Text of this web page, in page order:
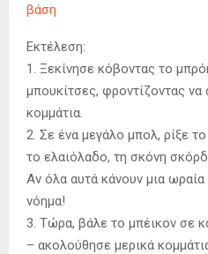
βάση
Εκτέλεση:
1. Ξεκίνησε κόβοντας το
μπουκίτσες, φροντίζοντας
κομμάτια.
2. Σε ένα μεγάλο μπολ, ρίξε
το ελαιόλαδο, τη σκόνη
Αν όλα αυτά κάνουν μια ωραία
νόημα!
3. Τώρα, βάλε το μπέικον σε
– ακολούθησε μερικά